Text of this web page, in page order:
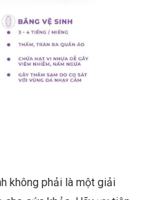
không phải là một giải